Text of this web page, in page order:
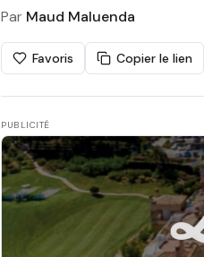
Par Maud Maluenda
Favoris Copier le lien
PUBLICITÉ